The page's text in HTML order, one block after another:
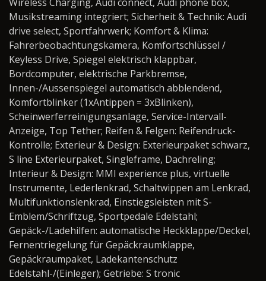
Musikstreaming integriert; Sicherheit & Technik: Audi
drive select, Sportfahrwerk; Komfort & Klima:
Fahrerbeobachtungskamera, Komfortschlüssel /
Keyless Drive, Spiegel elektrisch klappbar,
Bordcomputer, elektrische Parkbremse,
Innen-/Aussenspiegel automatisch abblendend,
Komfortblinker (1xAntippen = 3xBlinken),
Scheinwerferreinigungsanlage, Service-Intervall-
Anzeige, Top Tether; Reifen & Felgen: Reifendruck-
Kontrolle; Exterieur & Design: Exterieurpaket schwarz,
S line Exterieurpaket, Singleframe, Dachreling;
Interieur & Design: MMI experience plus, virtuelle
Instrumente, Lederlenkrad, Schaltwippen am Lenkrad,
Multifunktionslenkrad, Einstiegsleisten mit S-
Emblem/Schriftzug, Sportpedale Edelstahl;
Gepäck-/Ladehilfen: automatische Heckklappe/Deckel,
Fernentriegelung für Gepäckraumklappe,
Gepäckraumpaket, Ladekantenschutz
Edelstahl-/(Einleger); Getriebe: S tronic